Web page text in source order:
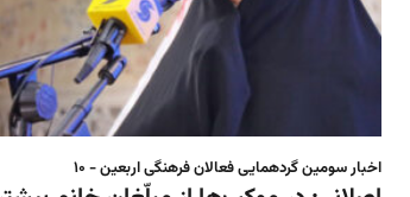
اخبار سومین گردهمایی فعالان فرهنگی اربعین - ۱۰